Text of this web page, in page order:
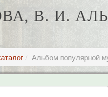
В. И.
Альбом популярной